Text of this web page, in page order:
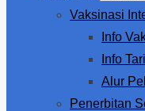
Vaksinasi
Info
Info
Alur
Penerbitan